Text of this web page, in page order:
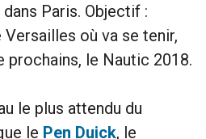
Paris. Objectif :
où va se tenir,
prochains, le Nautic 2018.
le plus attendu du
le Pen Duick, le